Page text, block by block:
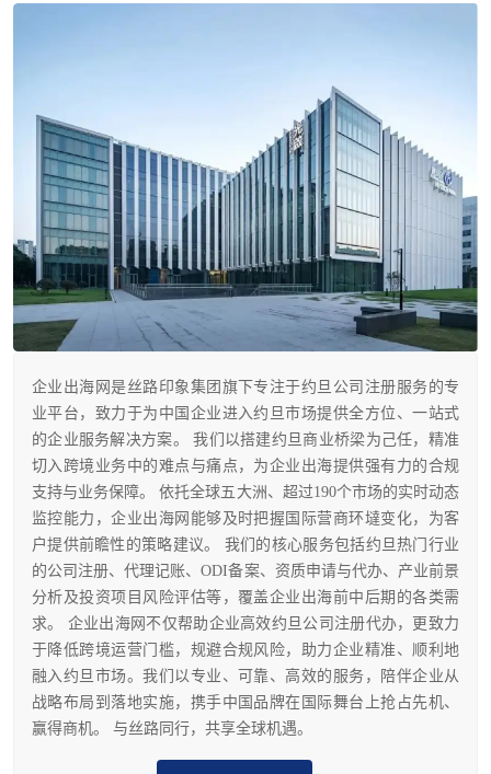
企业出海网是丝路印象集团旗下专注于约旦公司注册服务的专
业平台，致力于为中国企业进入约旦市场提供全方位、一站式
的企业服务解决方案。 我们以搭建约旦商业桥梁为己任，精准
切入跨境业务中的难点与痛点，为企业出海提供强有力的合规
支持与业务保障。 依托全球五大洲、超过190个市场的实时动态
监控能力，企业出海网能够及时把握国际营商环墶变化，为客
户提供前瞻性的策略建议。 我们的核心服务包括约旦热门行业
的公司注册、代理记账、ODI备案、资质申请与代办、产业前景
分析及投资项目风险评估等，覆盖企业出海前中后期的各类需
求。 企业出海网不仅帮助企业高效约旦公司注册代办，更致力
于降低跨境运营门槛，规避合规风险，助力企业精准、顺利地
融入约旦市场。我们以专业、可靠、高效的服务，陪伴企业从
战略布局到落地实施，携手中国品牌在国际舞台上抢占先机、
赢得商机。 与丝路同行，共享全球机遇。